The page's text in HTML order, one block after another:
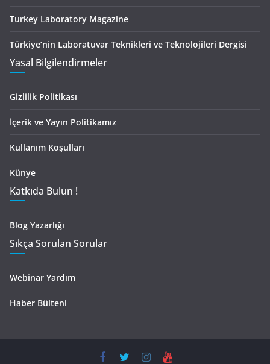
Turkey Laboratory Magazine
Türkiye’nin Laboratuvar Teknikleri ve Teknolojileri Dergisi
Yasal Bilgilendirmeler
Gizlilik Politikası
İçerik ve Yayın Politikamız
Kullanım Koşulları
Künye
Katkıda Bulun !
Blog Yazarlığı
Sıkça Sorulan Sorular
Webinar Yardım
Haber Bülteni